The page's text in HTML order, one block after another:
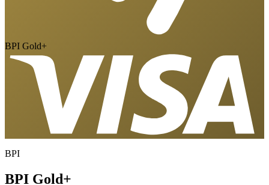
BPI Gold+
BPI
BPI Gold+